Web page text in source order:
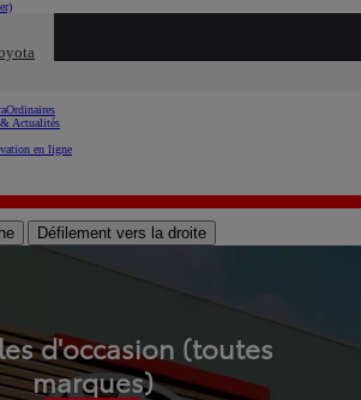
Actualités
en ligne
Défilement vers la droite
d'occasion (toutes
marques)